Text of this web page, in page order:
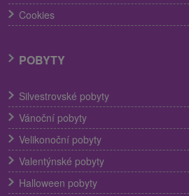
Cookies
POBYTY
Silvestrovské pobyty
Vánoční pobyty
Velikonoční pobyty
Valentýnské pobyty
Halloween pobyty